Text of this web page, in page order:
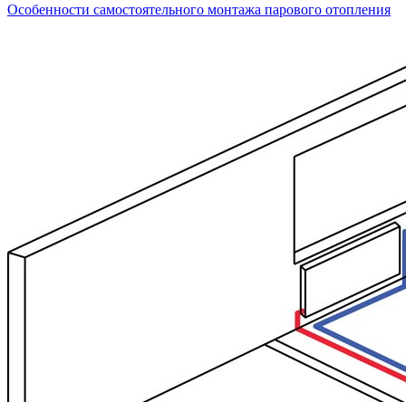
Особенности самостоятельного монтажа парового отопления